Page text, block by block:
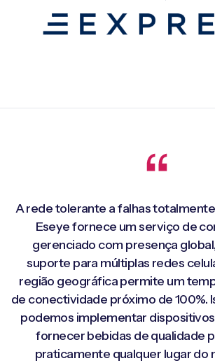
A rede tolerante a falhas
Eseye fornece um serviço de
gerenciado com presença
suporte para múltiplas redes
região geográfica permite um
de conectividade próximo de 100%.
podemos implementar
fornecer bebidas de qualidade
praticamente qualquer lugar do